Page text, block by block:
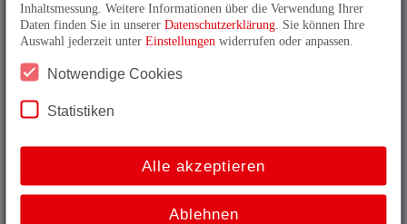
IE58 / IH58 im Produktselektor:
Nützliche Informationen
_Mechanische Anschlüsse
Anschlusstechnik
Inhaltsmessung. Weitere Informationen über die Verwendung Ihrer
Daten finden Sie in unsererDatenschutzerklärung . Sie können Ihre
Auswahl jederzeit unterEinstellungen widerrufen oder anpassen.
Notwendige Cookies
Statistiken
Alle akzeptieren
Ablehnen